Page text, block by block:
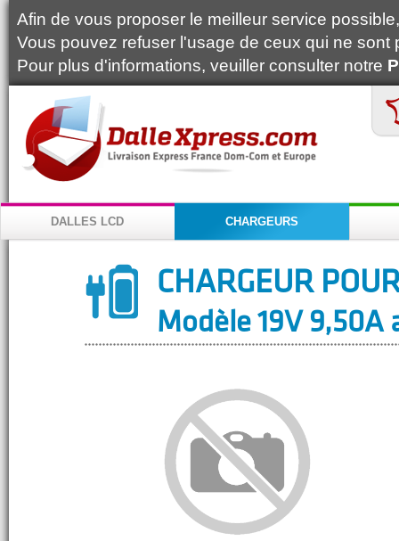
Afin de vous proposer le meilleur service
Vous pouvez refuser l'usage de ceux qui ne
Pour plus d'informations, veuiller consulter notre
DALLES LCD CHARGEURS
CHARGEUR
Modèle 19V 9,50A